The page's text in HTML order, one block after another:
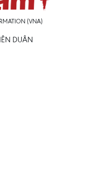
(VNA)
DUÂN